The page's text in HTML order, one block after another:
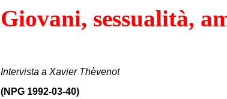
Giovani, sessualità,
Intervista a Xavier Thèvenot
(NPG 1992-03-40)